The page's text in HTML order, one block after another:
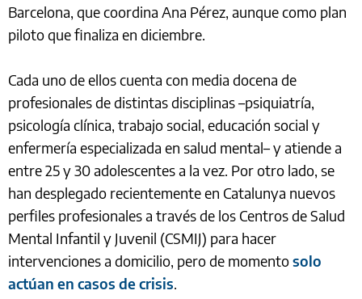
Barcelona, que coordina Ana Pérez, aunque como plan
piloto que finaliza en diciembre.
Cada uno de ellos cuenta con media docena de
profesionales de distintas disciplinas –psiquiatría,
psicología clínica, trabajo social, educación social y
enfermería especializada en salud mental– y atiende a
entre 25 y 30 adolescentes a la vez. Por otro lado, se
han desplegado recientemente en Catalunya nuevos
perfiles profesionales a través de los Centros de Salud
Mental Infantil y Juvenil (CSMIJ) para hacer
intervenciones a domicilio, pero de momentosolo
actúan en casos de crisis.